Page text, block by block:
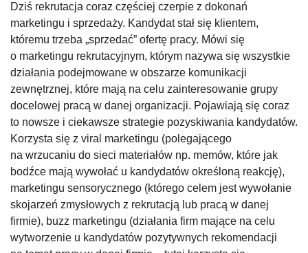
Dziś rekrutacja coraz częściej czerpie z dokonań
marketingu i sprzedaży. Kandydat stał się klientem,
któremu trzeba „sprzedać” ofertę pracy. Mówi się
o marketingu rekrutacyjnym, którym nazywa się wszystkie
działania podejmowane w obszarze komunikacji
zewnętrznej, które mają na celu zainteresowanie grupy
docelowej pracą w danej organizacji. Pojawiają się coraz
to nowsze i ciekawsze strategie pozyskiwania kandydatów.
Korzysta się z viral marketingu (polegającego
na wrzucaniu do sieci materiałów np. memów, które jak
bodźce mają wywołać u kandydatów określoną reakcję),
marketingu sensorycznego (którego celem jest wywołanie
skojarzeń zmysłowych z rekrutacją lub pracą w danej
firmie), buzz marketingu (działania firm mające na celu
wytworzenie u kandydatów pozytywnych rekomendacji